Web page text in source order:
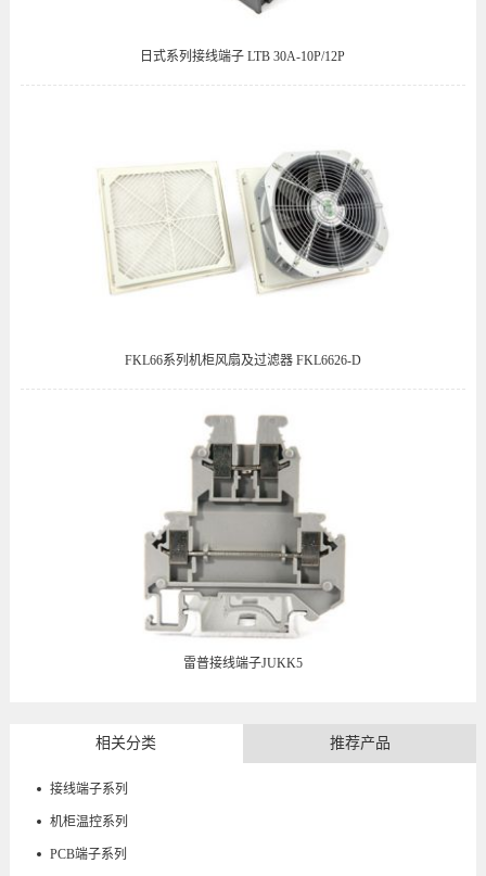
日式系列接线端子 LTB 30A-10P/12P
FKL66系列机柜风扇及过滤器 FKL6626-D
雷普接线端子JUKK5
相关分类 推荐产品
接线端子系列
机柜温控系列
PCB端子系列